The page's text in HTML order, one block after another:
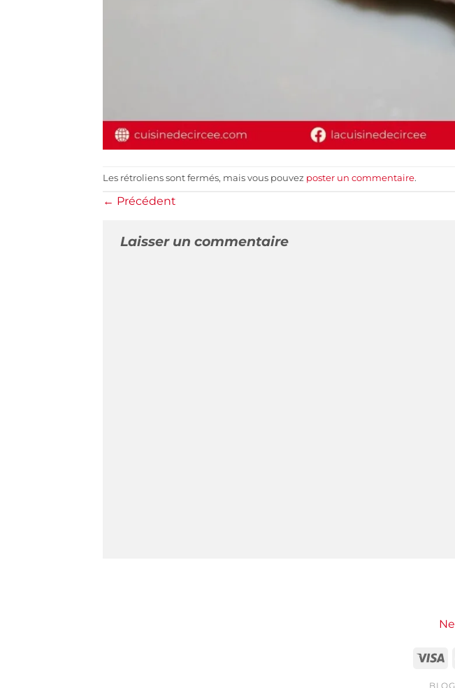
Les rétroliens sont fermés, mais vous pouvez poster un commentaire.
← Précédent
Laisser un commentaire
BLOG